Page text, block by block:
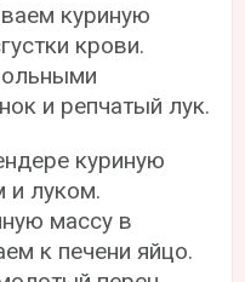
куриную
крови.
и репчатый лук.
куриную
и луком.
массу в
к печени яйцо.